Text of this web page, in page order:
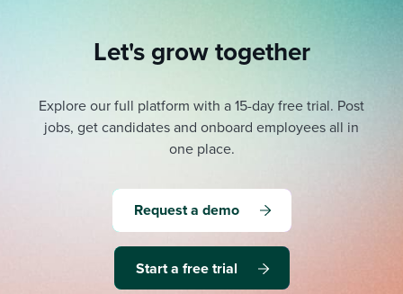
Let's grow together
Explore our full platform with a 15-day free trial. Post
jobs, get candidates and onboard employees all in
one place.
Request a demo
Start a free trial